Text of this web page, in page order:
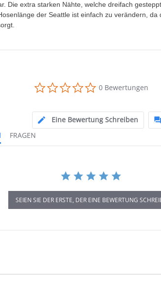
Die extra starken Nähte, welche dreifach
der Seattle ist einfach zu verändern,
0.0
star
0 Bewertungen
Eine Bewertung Schreiben
FRAGEN
SEIEN SIE DER ERSTE, DER EINE BEWERTUNG